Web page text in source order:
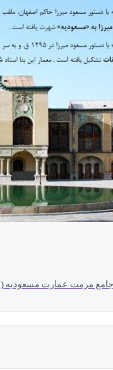
عمارت مسعودیه ( 304 اسلاید ) همراه با 4 فایل کمکی